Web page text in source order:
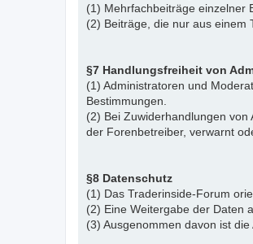
(1) Mehrfachbeiträge einzelner
(2) Beiträge, die nur aus einem
§7 Handlungsfreiheit von
(1) Administratoren und
Bestimmungen.
(2) Bei Zuwiderhandlungen
der Forenbetreiber, verwarnt
§8 Datenschutz
(1) Das Traderinside-Forum
(2) Eine Weitergabe der Daten
(3) Ausgenommen davon ist